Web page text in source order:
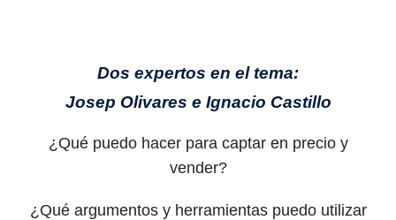
Dos expertos en el tema:
Josep Olivares e Ignacio Castillo
¿Qué puedo hacer para captar en precio y
vender?
¿Qué argumentos y herramientas puedo utilizar